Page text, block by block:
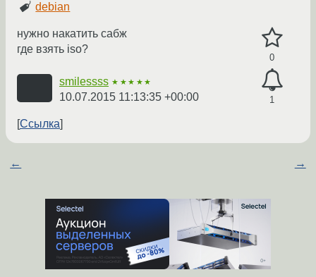
debian
0
1
нужно накатить сабж
где взять iso?
smilessss ★★★★★
10.07.2015 11:13:35 +00:00
Ссылка
← →